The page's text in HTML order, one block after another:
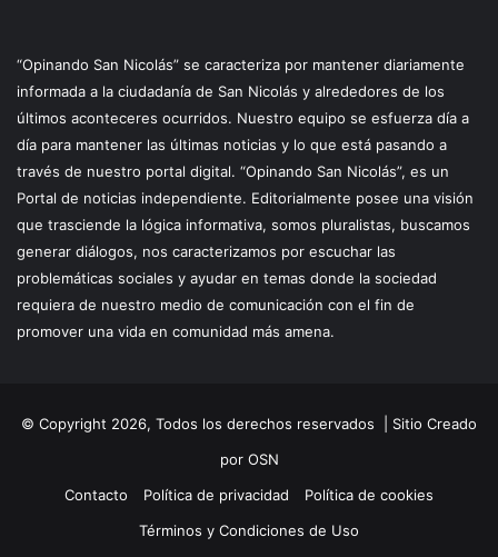
“Opinando San Nicolás” se caracteriza por mantener diariamente
informada a la ciudadanía de San Nicolás y alrededores de los
últimos aconteceres ocurridos. Nuestro equipo se esfuerza día a
día para mantener las últimas noticias y lo que está pasando a
través de nuestro portal digital. “Opinando San Nicolás”, es un
Portal de noticias independiente. Editorialmente posee una visión
que trasciende la lógica informativa, somos pluralistas, buscamos
generar diálogos, nos caracterizamos por escuchar las
problemáticas sociales y ayudar en temas donde la sociedad
requiera de nuestro medio de comunicación con el fin de
promover una vida en comunidad más amena.
© Copyright 2026, Todos los derechos reservados | Sitio Creado
por OSN
Contacto
Política de privacidad
Política de cookies
Términos y Condiciones de Uso